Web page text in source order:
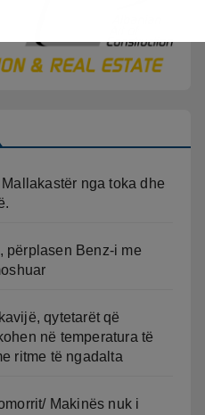
nga toka dhe
përplasen Benz-i me
qytetarët që
në temperatura të
ritme të ngadalta
Makinës nuk i